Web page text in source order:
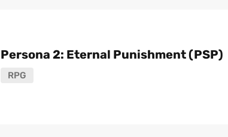
Persona 2: Eternal Punishment (PSP)
RPG